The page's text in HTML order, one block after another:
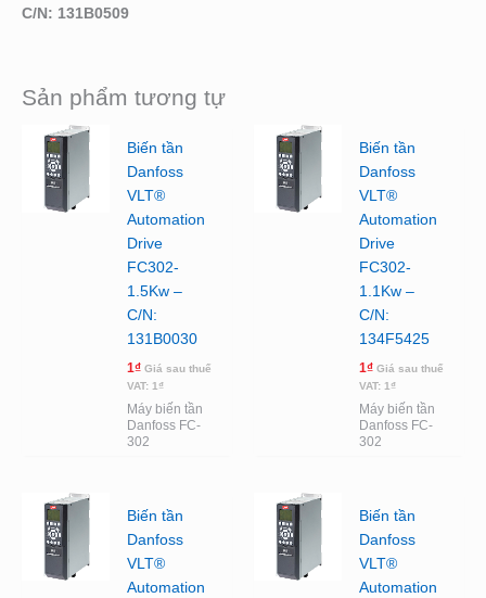
C/N: 131B0509
Sản phẩm tương tự
Biến tần
Danfoss
VLT®
Automation
Drive
FC302-
1.5Kw –
C/N:
131B0030
1₫ Giá sau thuế
VAT: 1₫
Máy biến tần
Danfoss FC-
302
Biến tần
Danfoss
VLT®
Automation
Drive
FC302-
1.1Kw –
C/N:
134F5425
1₫ Giá sau thuế
VAT: 1₫
Máy biến tần
Danfoss FC-
302
Biến tần
Danfoss
VLT®
Automation
Biến tần
Danfoss
VLT®
Automation